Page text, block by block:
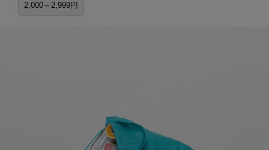
2,000～2,999円